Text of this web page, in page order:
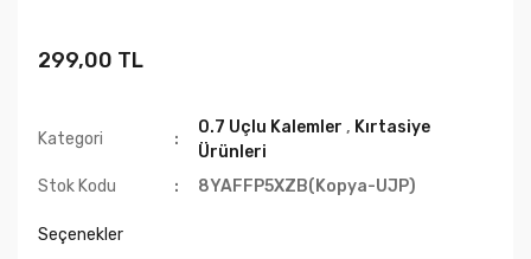
299,00 TL
Kategori
0.7 Uçlu Kalemler , Kırtasiye
Ürünleri
Stok Kodu
8YAFFP5XZB(Kopya-UJP)
Seçenekler